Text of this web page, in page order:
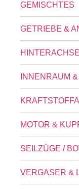
GEMISCHTES
GETRIEBE &
HINTERACHSE
INNENRAUM
MOTOR &
SEILZÜGE /
VERGASER &